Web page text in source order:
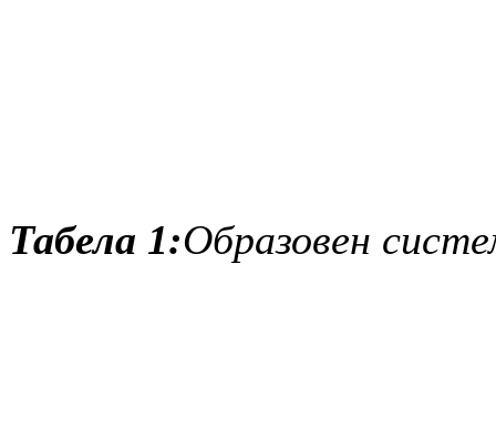
Табела 1:Образовен